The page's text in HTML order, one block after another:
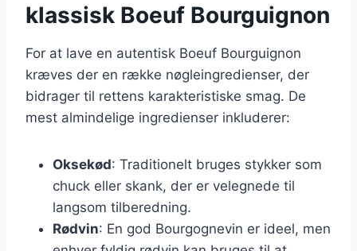
klassisk Boeuf Bourguignon
For at lave en autentisk Boeuf Bourguignon
kræves der en række nøgleingredienser, der
bidrager til rettens karakteristiske smag. De
mest almindelige ingredienser inkluderer:
Oksekød: Traditionelt bruges stykker som
chuck eller skank, der er velegnede til
langsom tilberedning.
Rødvin: En god Bourgognevin er ideel, men